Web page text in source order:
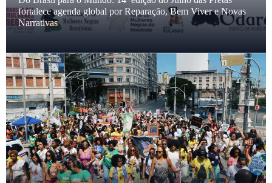
Está no ar a Agenda Coletiva da 14ª Edição do Julho das
Pretas 2026